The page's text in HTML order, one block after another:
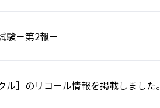
験－第2報－
］のリコール情報を掲載しました。